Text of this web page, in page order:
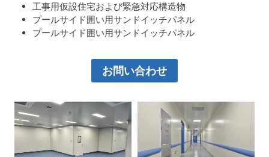
工事用仮設住宅および緊急対応構造物
プールサイド囲い用サンドイッチパネル
プールサイド囲い用サンドイッチパネル
お問い合わせ